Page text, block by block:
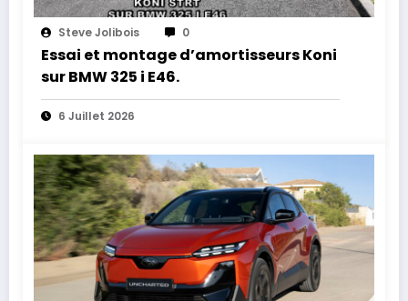
Steve Jolibois 0
Essai et montage d’amortisseurs Koni
sur BMW 325 i E46.
6 Juillet 2026